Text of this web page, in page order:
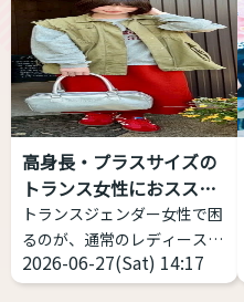
ートガイネフィリアとは「自
己女性化愛好症」「自己女性
化偏愛性倒錯症」のことを指
します。英語で
「Autogynephilia」なので
略してAGというわけです。
1989年にカナダの性科学者
レイ・ブランシャールによっ
て定義された比較的新しい言
葉です。 日本では、自分が女
性化することで性的快楽・興
高身長・プラスサイズの
トランス女性におススメ
す...
トランスジェンダー女性で困
るのが、通常のレディースブ
ランドだと丈が短い、大きな
サイズがなくて困っているこ
2026-06-27(Sat) 14:17